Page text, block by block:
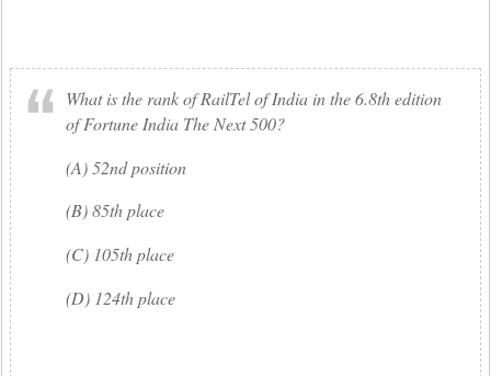
What is the rank of RailTel of India in the 6.8th edition
of Fortune India The Next 500?
(A) 52nd position
(B) 85th place
(C) 105th place
(D) 124th place